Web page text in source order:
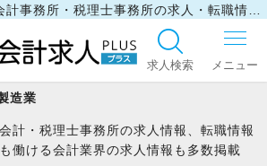
求人検索
ログイン
造業
計・税理士事務所の求人情報、転職情報
働ける会計業界の求人情報も多数掲載